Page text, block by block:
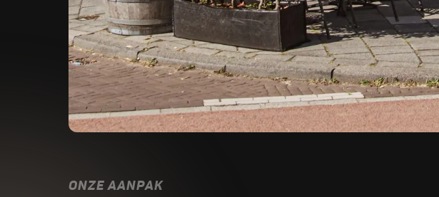
ONZE AANPAK